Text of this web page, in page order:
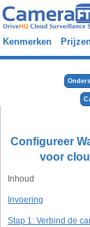
Kenmerken
Configureer
voor
Inhoud
Invoering
Stap 1: Verbind de